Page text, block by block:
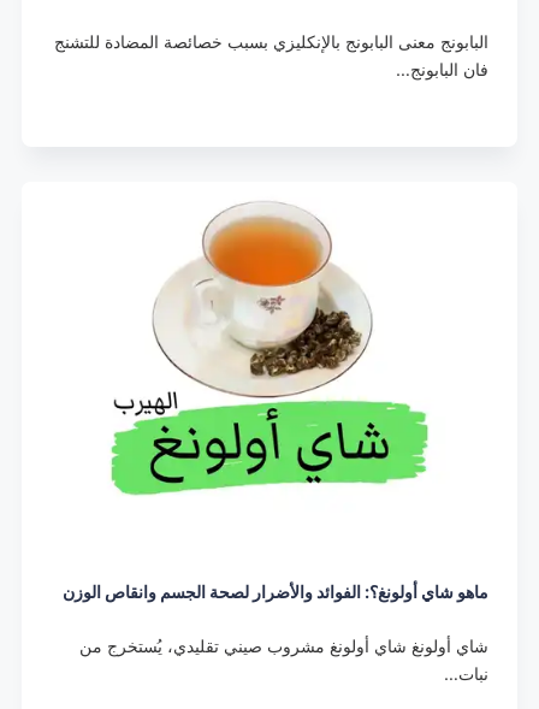
البابونج معنى البابونج بالإنكليزي بسبب خصائصة المضادة للتشنج
فان البابونج…
ماهو شاي أولونغ؟: الفوائد والأضرار لصحة الجسم وانقاص الوزن
شاي أولونغ شاي أولونغ مشروب صيني تقليدي، يُستخرج من
نبات…